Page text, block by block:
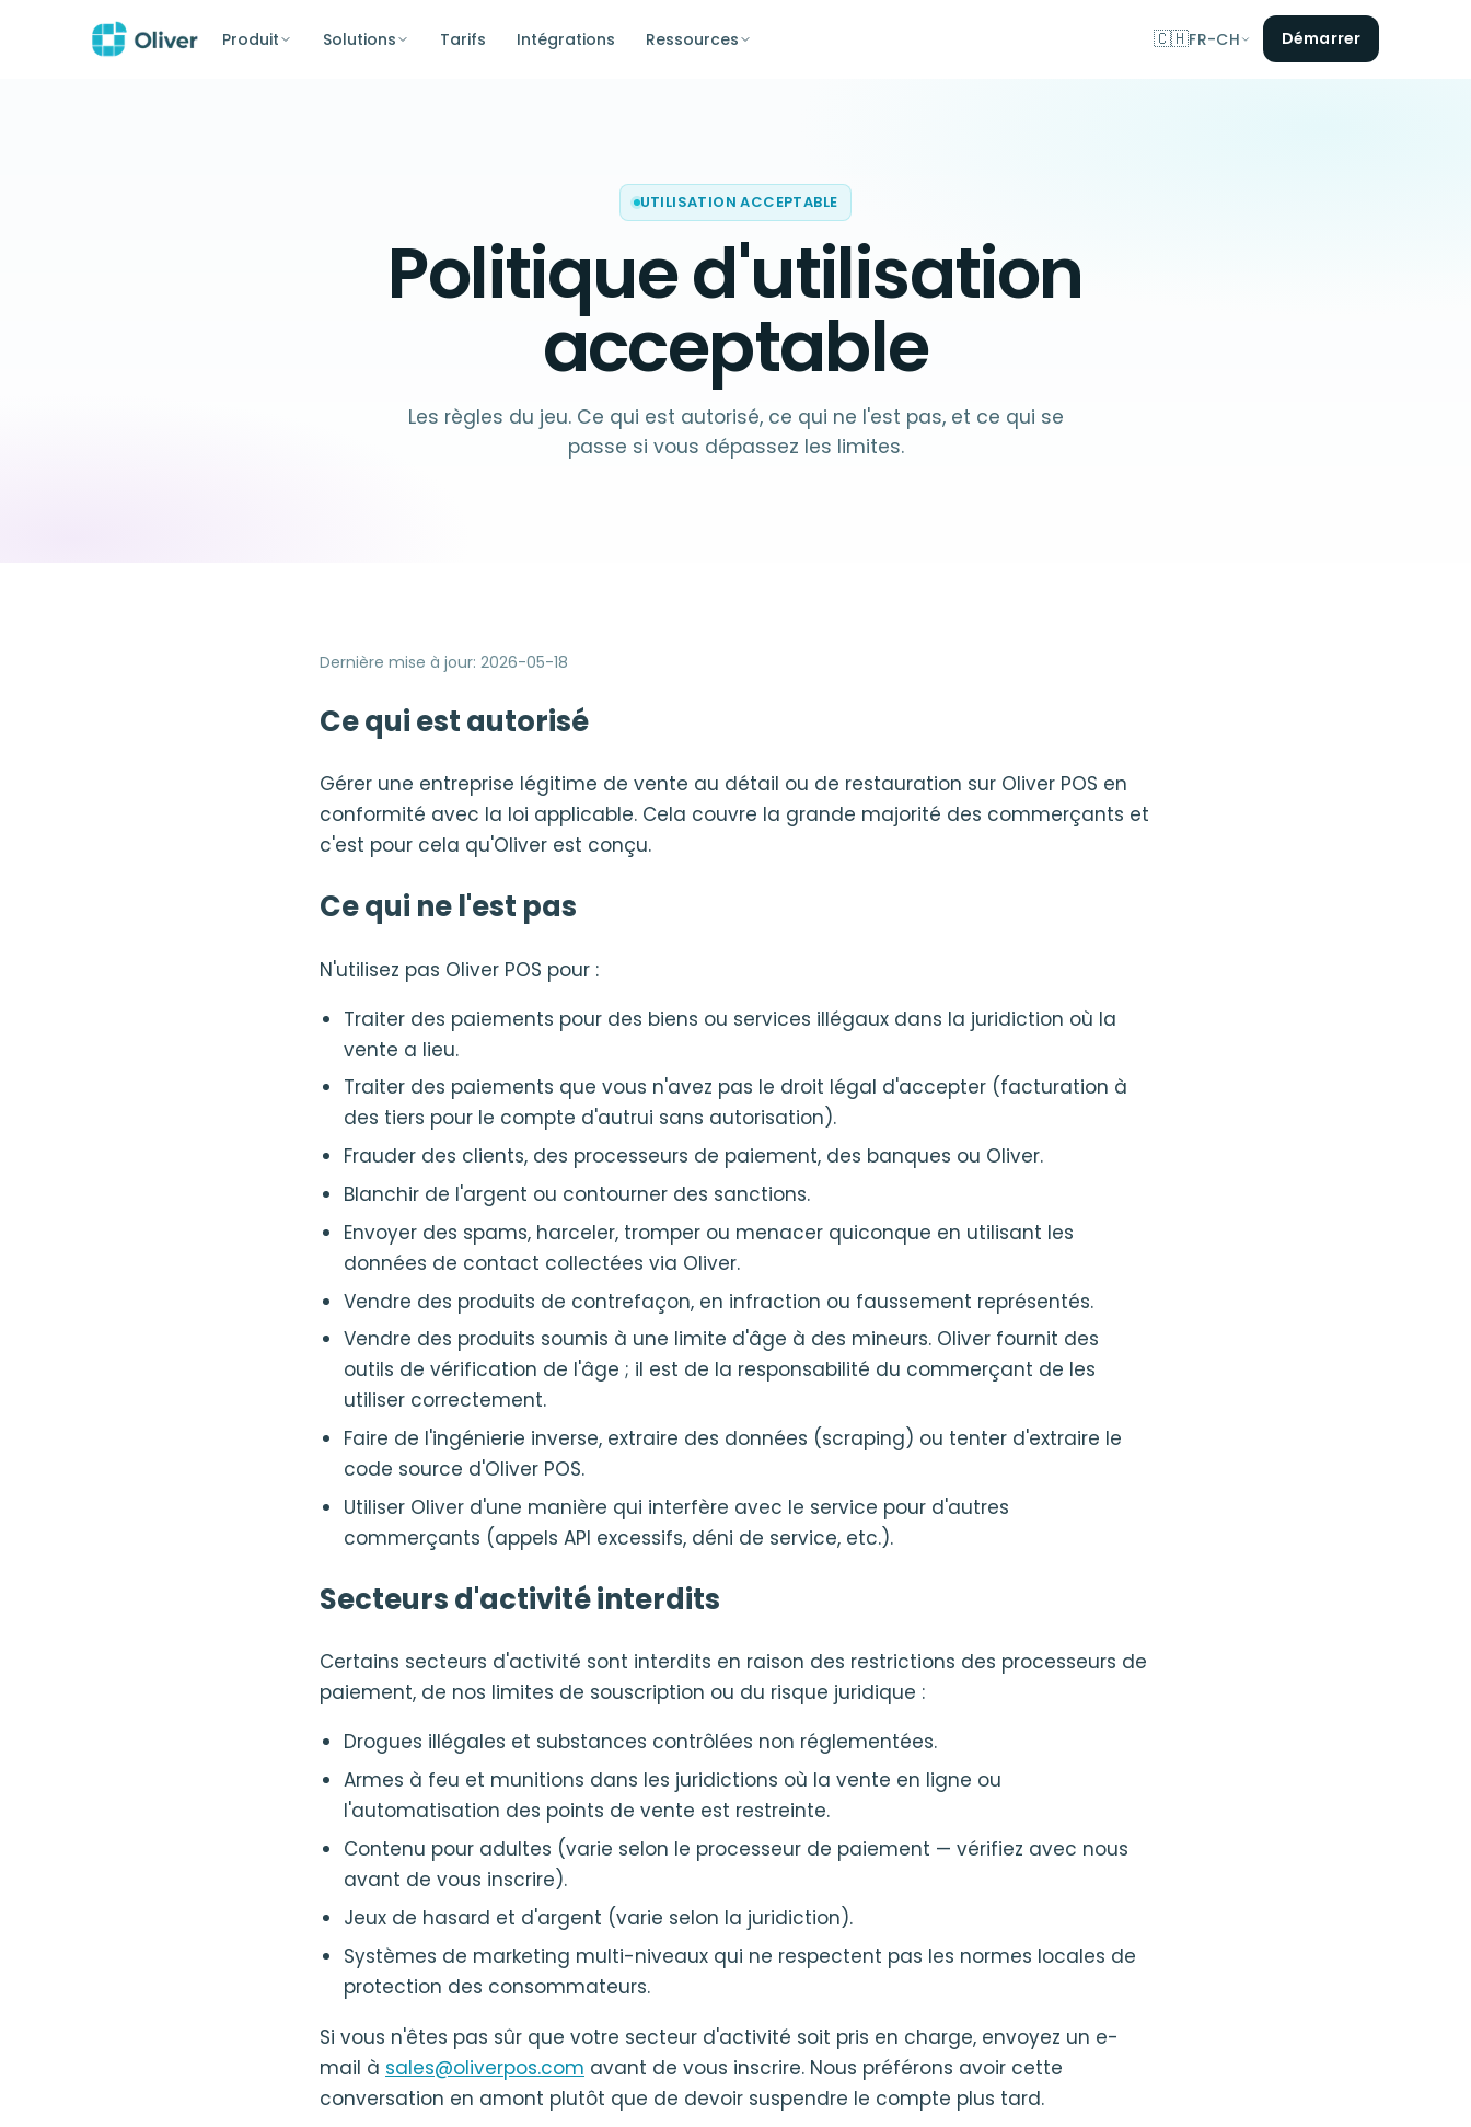
Produit Solutions Tarifs Intégrations Ressources 🇨🇭FR-CH Démarrer
UTILISATION ACCEPTABLE
Politique d'utilisation
acceptable
Les règles du jeu. Ce qui est autorisé, ce qui ne l'est pas, et ce qui se
passe si vous dépassez les limites.
Dernière mise à jour: 2026-05-18
Ce qui est autorisé
Gérer une entreprise légitime de vente au détail ou de restauration sur Oliver POS en
conformité avec la loi applicable. Cela couvre la grande majorité des commerçants et
c'est pour cela qu'Oliver est conçu.
Ce qui ne l'est pas
N'utilisez pas Oliver POS pour :
Traiter des paiements pour des biens ou services illégaux dans la juridiction où la
vente a lieu.
Traiter des paiements que vous n'avez pas le droit légal d'accepter (facturation à
des tiers pour le compte d'autrui sans autorisation).
Frauder des clients, des processeurs de paiement, des banques ou Oliver.
Blanchir de l'argent ou contourner des sanctions.
Envoyer des spams, harceler, tromper ou menacer quiconque en utilisant les
données de contact collectées via Oliver.
Vendre des produits de contrefaçon, en infraction ou faussement représentés.
Vendre des produits soumis à une limite d'âge à des mineurs. Oliver fournit des
outils de vérification de l'âge ; il est de la responsabilité du commerçant de les
utiliser correctement.
Faire de l'ingénierie inverse, extraire des données (scraping) ou tenter d'extraire le
code source d'Oliver POS.
Utiliser Oliver d'une manière qui interfère avec le service pour d'autres
commerçants (appels API excessifs, déni de service, etc.).
Secteurs d'activité interdits
Certains secteurs d'activité sont interdits en raison des restrictions des processeurs de
paiement, de nos limites de souscription ou du risque juridique :
Drogues illégales et substances contrôlées non réglementées.
Armes à feu et munitions dans les juridictions où la vente en ligne ou
l'automatisation des points de vente est restreinte.
Contenu pour adultes (varie selon le processeur de paiement — vérifiez avec nous
avant de vous inscrire).
Jeux de hasard et d'argent (varie selon la juridiction).
Systèmes de marketing multi-niveaux qui ne respectent pas les normes locales de
protection des consommateurs.
Si vous n'êtes pas sûr que votre secteur d'activité soit pris en charge, envoyez un e-
mail à sales@oliverpos.com avant de vous inscrire. Nous préférons avoir cette
conversation en amont plutôt que de devoir suspendre le compte plus tard.